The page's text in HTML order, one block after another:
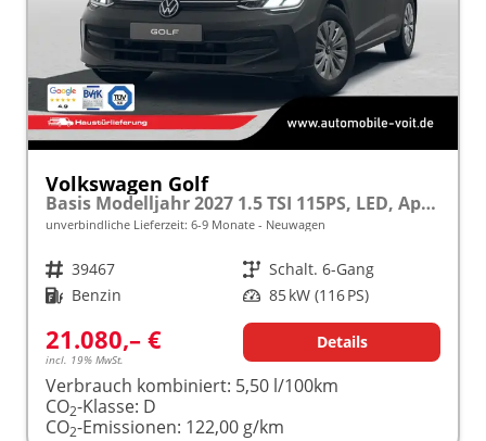
Volkswagen Golf
Basis Modelljahr 2027 1.5 TSI 115PS, LED, App-Connect, PDC, Climatronic, Digitales Cockpit, Reserverad
unverbindliche Lieferzeit: 6-9 Monate Neuwagen
Fahrzeugnr. 39467 Getriebe Schalt. 6-Gang
Kraftstoff Benzin Leistung 85 kW (116 PS)
21.080,– €
incl. 19% MwSt.
Details
Verbrauch kombiniert: 5,50 l/100km
CO2-Klasse: D
CO2-Emissionen: 122,00 g/km